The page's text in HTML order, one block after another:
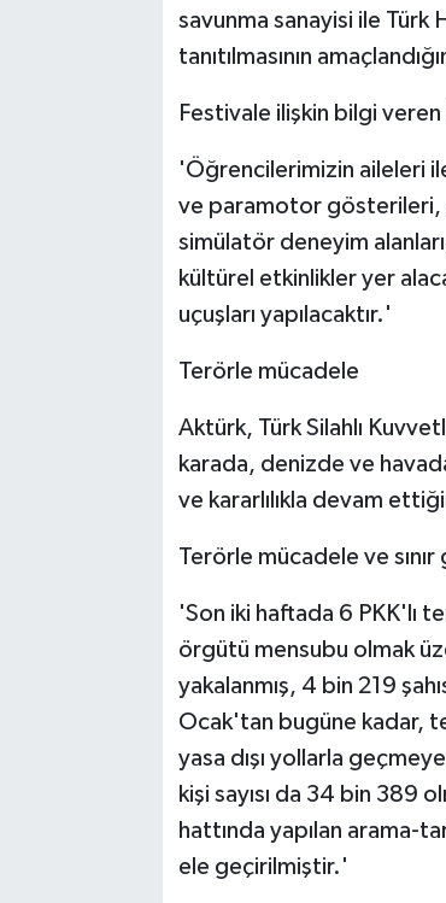
savunma sanayisi ile
tanıtılmasının
Festivale ilişkin bilgi
'Öğrencilerimizin aileleri
ve paramotor gösterileri,
simülatör deneyim
kültürel etkinlikler yer
uçuşları yapılacaktır.'
Terörle mücadele
Aktürk, Türk Silahlı
karada, denizde ve
ve kararlılıkla devam
Terörle mücadele ve
'Son iki haftada 6 PKK'lı
örgütü mensubu olmak
yakalanmış, 4 bin 219
Ocak'tan bugüne kadar,
yasa dışı yollarla
kişi sayısı da 34 bin 389
hattında yapılan arama-
ele geçirilmiştir.'